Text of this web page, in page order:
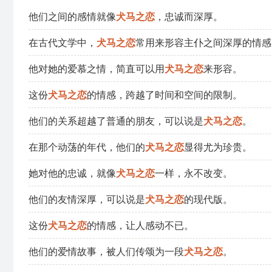
他们之间的感情就像犬马之恋 ，忠诚而深厚。
在古代文学中， 犬马之恋常用来形容主仆之间深厚的情
他对她的爱慕之情，简直可以用犬马之恋来形容。
这份犬马之恋的情感，跨越了时间和空间的限制。
他们的关系超越了普通的朋友，可以说是犬马之恋。
在那个动荡的年代，他们的犬马之恋显得尤为珍贵。
她对他的忠诚，就像犬马之恋一样，永不改变。
他们的友情深厚，可以说是犬马之恋的现代版。
这份犬马之恋的情感，让人感动不已。
他们的爱情故事，被人们传颂为一段犬马之恋。